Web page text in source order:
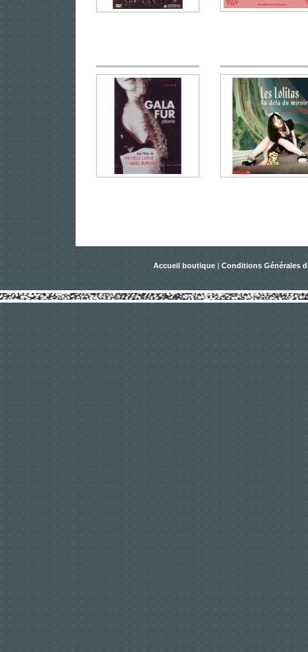
Accueil boutique | Conditions Générales